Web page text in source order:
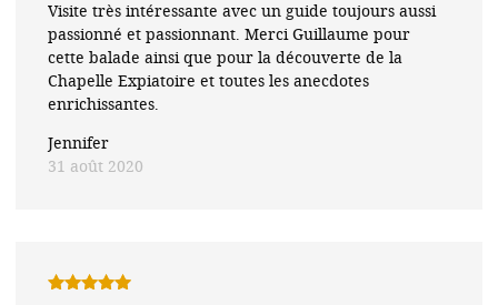
5
Jennifer
31 août 2020
Visite très intéressante avec un guide toujours aussi
passionné et passionnant. Merci Guillaume pour
cette balade ainsi que pour la découverte de la
Chapelle Expiatoire et toutes les anecdotes
enrichissantes.